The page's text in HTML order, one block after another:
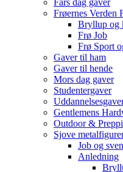
Frøernes Verden
Bryllup og
Frø Job
Frø Sport
Gaver til ham
Gaver til hende
Mors dag gaver
Studentergaver
Gentlemens
Outdoor &
Sjove
Job og
Anledning